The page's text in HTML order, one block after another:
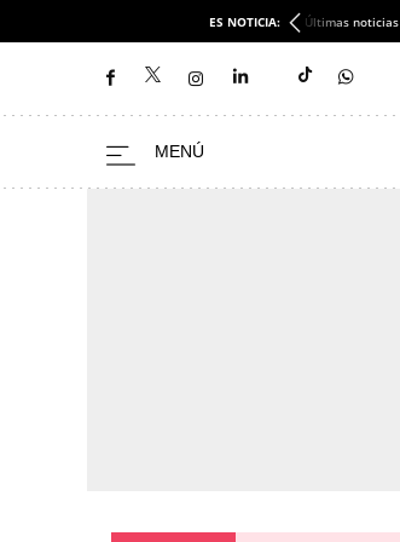
ES NOTICIA: Últimas noticias